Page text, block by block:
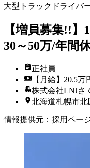
大型トラックドライバ
【増員募集!!
30～50万/年間
正社員
【月給】20.5万
株式会社LNJさ
北海道札幌市北
情報提供元 ： 採用ペー